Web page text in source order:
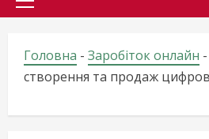
Primary
Головна - Заробіток онлайн -
створення та продаж